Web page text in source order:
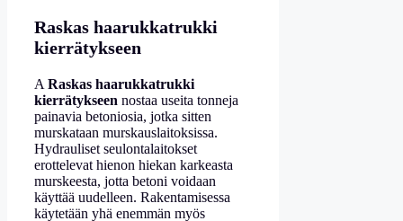
Raskas haarukkatrukki
kierrätykseen
A Raskas haarukkatrukki
kierrätykseen nostaa useita tonneja
painavia betoniosia, jotka sitten
murskataan murskauslaitoksissa.
Hydrauliset seulontalaitokset
erottelevat hienon hiekan karkeasta
murskeesta, jotta betoni voidaan
käyttää uudelleen. Rakentamisessa
käytetään yhä enemmän myös